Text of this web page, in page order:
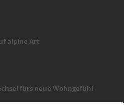
alpine Art
fürs neue Wohngefühl